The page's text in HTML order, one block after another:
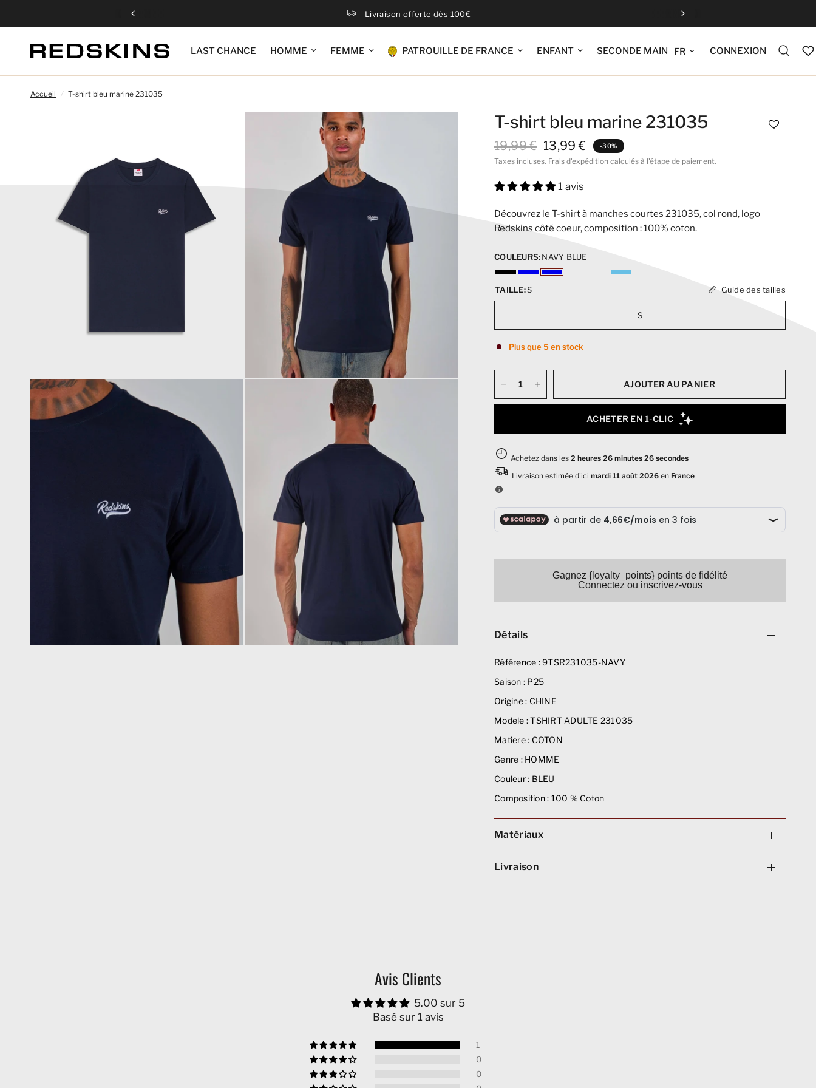
Livraison offerte dès 100€
LAST CHANCE HOMME FEMME PATROUILLE DE FRANCE ENFANT SECONDE MAIN Mettre à jour la langue
CONNEXION
Accueil / T-shirt bleu marine 231035
T-shirt bleu marine 231035
19,99 € 13,99 € -30%
Taxes incluses. Frais d'expédition calculés à l'étape de paiement.
1 avis
Découvrez le T-shirt à manches courtes 231035, col rond, logo
Redskins côté coeur, composition : 100% coton.
COULEURS:NAVY BLUE
TAILLE:S Guide des tailles
S
Plus que 5 en stock
AJOUTER AU PANIER
Gagnez {loyalty_points} points de fidélité
Connectez ou inscrivez-vous
Détails
Référence :9TSR231035-NAVY
Saison : P25
Origine : CHINE
Modele :TSHIRT ADULTE 231035
Matiere : COTON
Genre :HOMME
Couleur : BLEU
Composition : 100 % Coton
Matériaux
Livraison
Avis Clients
5.00 sur 5
Basé sur 1 avis
1
0
0